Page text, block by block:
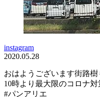
instagram
2020.05.28
おはようございます街路樹
10時より最大限のコロナ
#パンアリエ